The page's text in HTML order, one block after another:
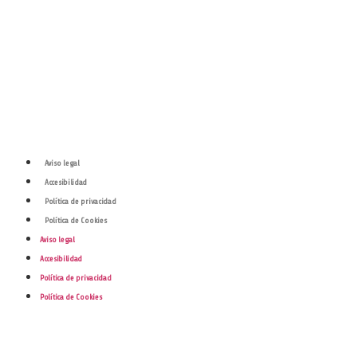
Aviso legal
Accesibilidad
Política de privacidad
Política de Cookies
Aviso legal
Accesibilidad
Política de privacidad
Política de Cookies